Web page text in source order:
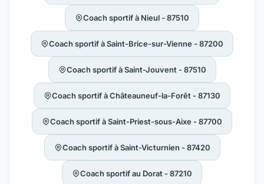
Coach sportif à Nieul - 87510
Coach sportif à Saint-Brice-sur-Vienne - 87200
Coach sportif à Saint-Jouvent - 87510
Coach sportif à Châteauneuf-la-Forêt - 87130
Coach sportif à Saint-Priest-sous-Aixe - 87700
Coach sportif à Saint-Victurnien - 87420
Coach sportif au Dorat - 87210